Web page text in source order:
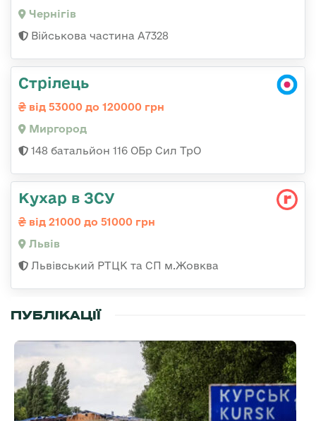
Чернігів
Військова частина А7328
Стрілець
від 53000 до 120000 грн
Миргород
148 батальйон 116 ОБр Сил ТрО
Кухар в ЗСУ
від 21000 до 51000 грн
Львів
Львівський РТЦК та СП м.Жовква
ПУБЛІКАЦІЇ